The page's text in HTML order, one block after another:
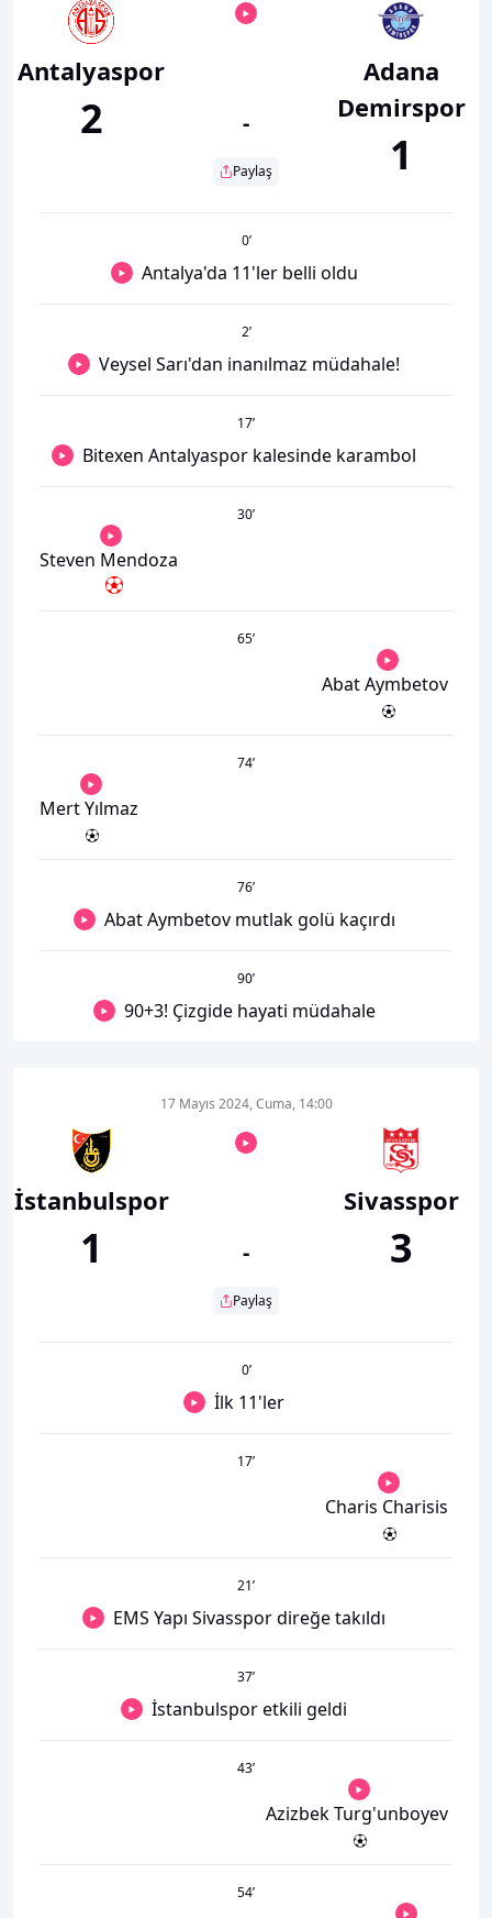
Antalyaspor
2 -
Paylaş
Adana
Demirspor
1
0’
Antalya'da 11'ler belli oldu
2’
Veysel Sarı'dan inanılmaz müdahale!
17’
Bitexen Antalyaspor kalesinde karambol
30’
Steven Mendoza
65’
Abat Aymbetov
74’
Mert Yılmaz
76’
Abat Aymbetov mutlak golü kaçırdı
90’
90+3! Çizgide hayati müdahale
İstanbulspor
1
17 Mayıs 2024, Cuma, 14:00
-
Paylaş
Sivasspor
3
0’
İlk 11'ler
17’
Charis Charisis
21’
EMS Yapı Sivasspor direğe takıldı
37’
İstanbulspor etkili geldi
43’
Azizbek Turg'unboyev
54’